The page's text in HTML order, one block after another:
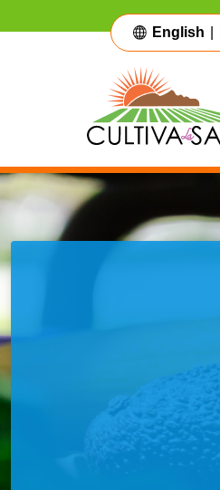
English
Main Navigation